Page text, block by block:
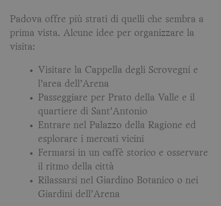
Padova offre più strati di quelli che sembra a
prima vista. Alcune idee per organizzare la
visita:
Visitare la Cappella degli Scrovegni e
l’area dell’Arena
Passeggiare per Prato della Valle e il
quartiere di Sant’Antonio
Entrare nel Palazzo della Ragione ed
esplorare i mercati vicini
Fermarsi in un caffè storico e osservare
il ritmo della città
Rilassarsi nel Giardino Botanico o nei
Giardini dell’Arena